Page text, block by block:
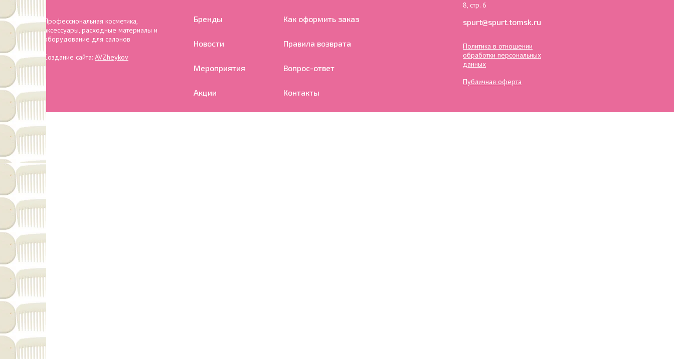
Профессиональная косметика,
аксессуары, расходные материалы и
оборудование для салонов
Создание сайта: AVZheykov
Бренды
Новости
Мероприятия
Акции
Как оформить заказ
Правила возврата
Вопрос-ответ
Контакты
8, стр. 6
spurt@spurt.tomsk.ru
Политика в отношении
обработки персональных
данных
Публичная оферта